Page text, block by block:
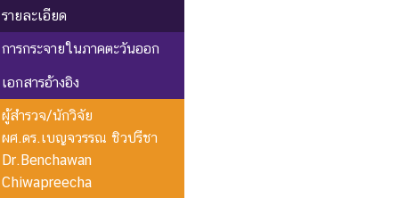
รายละเอียด
การกระจายในภาคตะวันออก
เอกสารอ้างอิง
ผู้สำรวจ/นักวิจัย
ผศ.ดร.เบญจวรรณ ชิวปรีชา
Dr.Benchawan
Chiwapreecha